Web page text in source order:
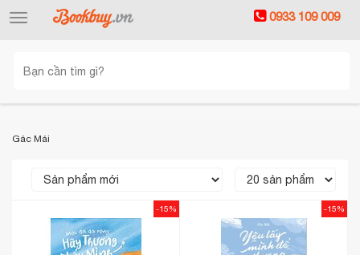
Toggle
0933 109 009
Gác Mái
-15% -15%